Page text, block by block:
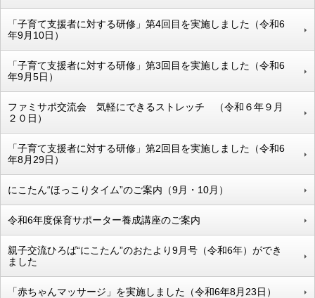
「子育て支援者に対する研修」第4回目を実施しました（令和6
年9月10日）
「子育て支援者に対する研修」第3回目を実施しました（令和6
年9月5日）
ファミサポ交流会 気軽にできるストレッチ （令和６年９月
２０日）
「子育て支援者に対する研修」第2回目を実施しました（令和6
年8月29日）
にこたん“ほっこりタイム”のご案内（9月・10月）
令和6年度保育サポーター養成講座のご案内
親子交流ひろば“にこたん”のおたより9月号（令和6年）ができ
ました
「赤ちゃんマッサージ」を実施しました（令和6年8月23日）